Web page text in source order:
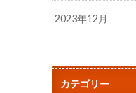
2023年12月
カテゴリー